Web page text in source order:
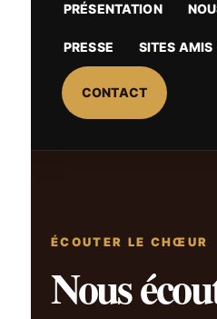
PRÉSENTATION
PRESSE SITES AMIS
CONTACT
ÉCOUTER LE CHŒUR
Nous